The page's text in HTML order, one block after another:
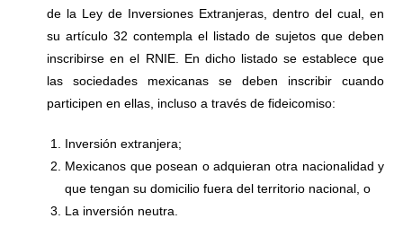
de la Ley de Inversiones Extranjeras, dentro del cual, en
su artículo 32 contempla el listado de sujetos que deben
inscribirse en el RNIE. En dicho listado se establece que
las sociedades mexicanas se deben inscribir cuando
participen en ellas, incluso a través de fideicomiso:
Inversión extranjera;
Mexicanos que posean o adquieran otra nacionalidad y
que tengan su domicilio fuera del territorio nacional, o
La inversión neutra.